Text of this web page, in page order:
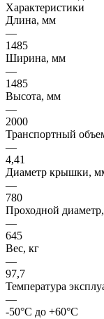
Характеристики
Длина, мм
—
1485
Ширина, мм
—
1485
Высота, мм
—
2000
Транспортный
—
4,41
Диаметр крышки,
—
780
Проходной
—
645
Вес, кг
—
97,7
Температура
—
-50°C до +60°C